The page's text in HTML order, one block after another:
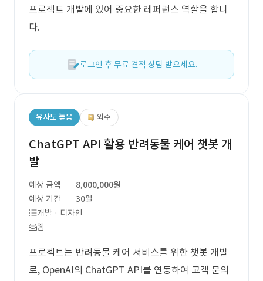
프로젝트 개발에 있어 중요한 레퍼런스 역할을 합니
다.
로그인 후 무료 견적 상담 받으세요.
유사도 높음 외주
ChatGPT API 활용 반려동물 케어 챗봇 개
발
예상 금액
8,000,000원
예상 기간
30일
개발 · 디자인
웹
프로젝트는 반려동물 케어 서비스를 위한 챗봇 개발
로, OpenAI의 ChatGPT API를 연동하여 고객 문의